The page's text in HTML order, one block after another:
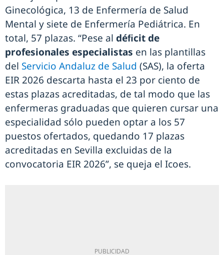
Ginecológica, 13 de Enfermería de Salud
Mental y siete de Enfermería Pediátrica. En
total, 57 plazas. “Pese al déﬁcit de
profesionales especialistas en las plantillas
del Servicio Andaluz de Salud (SAS), la oferta
EIR 2026 descarta hasta el 23 por ciento de
estas plazas acreditadas, de tal modo que las
enfermeras graduadas que quieren cursar una
especialidad sólo pueden optar a los 57
puestos ofertados, quedando 17 plazas
acreditadas en Sevilla excluidas de la
convocatoria EIR 2026”, se queja el Icoes.